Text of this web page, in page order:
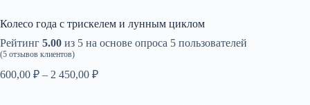
Колесо года с трискелем и лунным циклом
Рейтинг 5.00 из 5 на основе опроса 5 пользователей
(5 отзывов клиентов)
600,00 ₽ – 2 450,00 ₽Диапазон